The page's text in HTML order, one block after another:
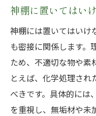
神棚に置いてはい
神棚には置いてはいけ
も密接に関係します。
ため、不適切な物や素
とえば、化学処理され
べきです。具体的には
を重視し、無垢材や未